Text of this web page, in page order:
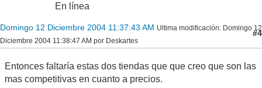
En línea
Domingo 12 Diciembre 2004 11:37:43 AM Ultima modificación: Domingo 12
Diciembre 2004 11:38:47 AM por Deskartes
#4
Entonces faltaría estas dos tiendas que que creo que son las
mas competitivas en cuanto a precios.